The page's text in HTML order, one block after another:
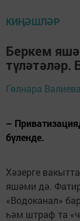
КИҢӘШЛӘР
Беркем
түләтәләр.
Гөлнара
–
бүленде.
Хәзерге
яшәми дә.
«Водоканал»
һәм штраф та